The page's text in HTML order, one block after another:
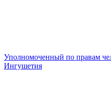
Уполномоченный по правам
Ингушетия